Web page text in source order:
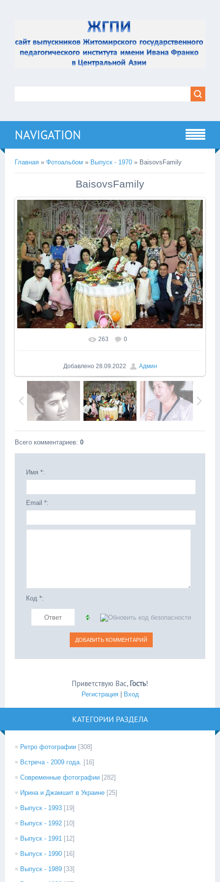
NAVIGATION
Главная » Фотоальбом » Выпуск - 1970 » BaisovsFamily
BaisovsFamily
263 0
Добавлено 28.09.2022 Админ
Всего комментариев: 0
Имя *:
Email *:
Код *:
Приветствую Вас, Гость!
Регистрация| Вход
КАТЕГОРИИ РАЗДЕЛА
Ретро фотографии [308]
Встреча - 2009 года. [16]
Современные фотографии [282]
Ирина и Джамшит в Украине [25]
Выпуск - 1993 [19]
Выпуск - 1992 [10]
Выпуск - 1991 [12]
Выпуск - 1990 [16]
Выпуск - 1989 [33]